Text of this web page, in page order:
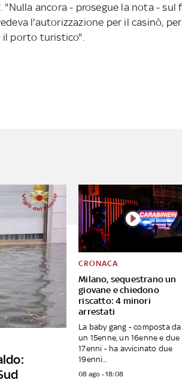
ancora - prosegue la nota - sul
l'autorizzazione per il casinò,
il porto turistico".
Milano, sequestrano un
giovane e chiedono
riscatto: 4 minori
arrestati
CRONACA
La baby gang - composta da
un 15enne, un 16enne e due
17enni - ha avvicinato due
19enni...
08 ago - 18:08